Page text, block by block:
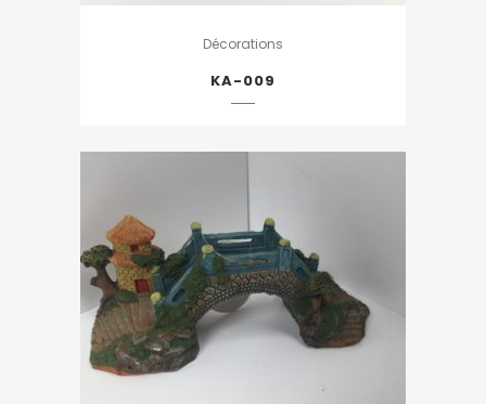
Décorations
KA-009